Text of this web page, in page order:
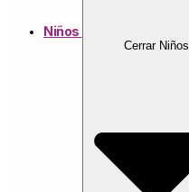
Niños
Cerrar Niños